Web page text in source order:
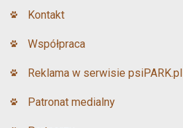
Kontakt
Współpraca
Reklama w serwisie psiPARK.pl
Patronat medialny